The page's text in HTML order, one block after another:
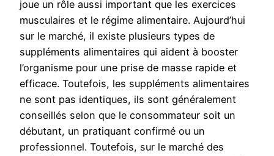
joue un rôle aussi important que les exercices
musculaires et le régime alimentaire. Aujourd’hui
sur le marché, il existe plusieurs types de
suppléments alimentaires qui aident à booster
l’organisme pour une prise de masse rapide et
efficace. Toutefois, les suppléments alimentaires
ne sont pas identiques, ils sont généralement
conseillés selon que le consommateur soit un
débutant, un pratiquant confirmé ou un
professionnel. Toutefois, sur le marché des